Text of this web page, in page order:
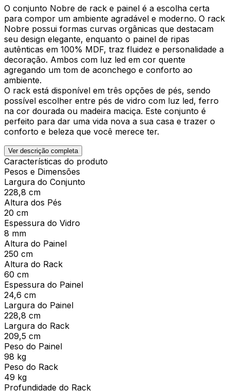
O conjunto Nobre de rack e painel é a escolha certa
para compor um ambiente agradável e moderno. O rack
Nobre possui formas curvas orgânicas que destacam
seu design elegante, enquanto o painel de ripas
autênticas em 100% MDF, traz fluidez e personalidade a
decoração. Ambos com luz led em cor quente
agregando um tom de aconchego e conforto ao
ambiente.
O rack está disponível em três opções de pés, sendo
possível escolher entre pés de vidro com luz led, ferro
na cor dourada ou madeira maciça. Este conjunto é
perfeito para dar uma vida nova a sua casa e trazer o
conforto e beleza que você merece ter.
Ver descrição completa
Características do produto
Pesos e Dimensões
Largura do Conjunto
228,8 cm
Altura dos Pés
20 cm
Espessura do Vidro
8 mm
Altura do Painel
250 cm
Altura do Rack
60 cm
Espessura do Painel
24,6 cm
Largura do Painel
228,8 cm
Largura do Rack
209,5 cm
Peso do Painel
98 kg
Peso do Rack
49 kg
Profundidade do Rack